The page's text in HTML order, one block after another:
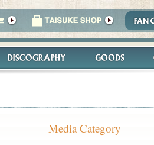
Media Category